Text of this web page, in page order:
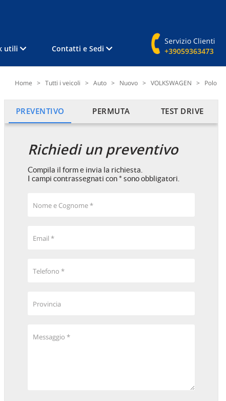
utili Contatti e Sedi
Servizio Clienti
+39059363473
Home > Tutti i veicoli > Auto > Nuovo > VOLKSWAGEN > Polo
PREVENTIVO PERMUTA TEST DRIVE
Richiedi un preventivo
Compila il form e invia la richiesta.
I campi contrassegnati con * sono obbligatori.
Nome e Cognome *
Email *
Telefono *
Provincia
Messaggio *